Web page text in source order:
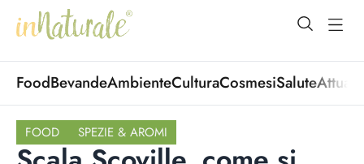
open
FoodBevandeAmbienteCulturaCosmesiSalute
FOOD SPEZIE & AROMI